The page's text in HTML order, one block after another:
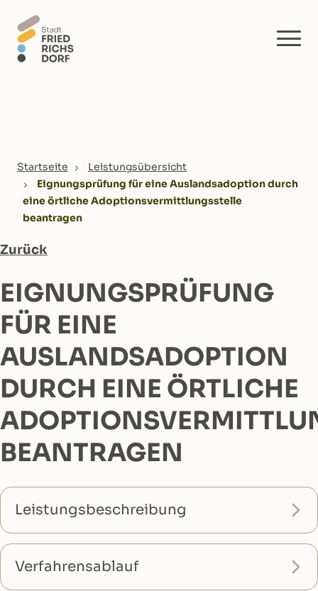
You are here:
Startseite
Leistungsübersicht
Eignungsprüfung für eine Auslandsadoption durch
eine örtliche Adoptionsvermittlungsstelle
beantragen
Zurück
EIGNUNGSPRÜFUNG
FÜR EINE
AUSLANDSADOPTION
DURCH EINE ÖRTLICHE
BEANTRAGEN
Leistungsbeschreibung
Verfahrensablauf